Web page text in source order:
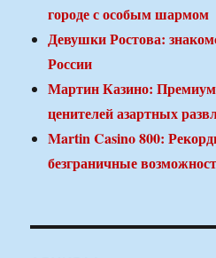
городе с особым шармом
Девушки Ростова:
России
Мартин Казино:
ценителей азартных
Martin Casino 800:
безграничные